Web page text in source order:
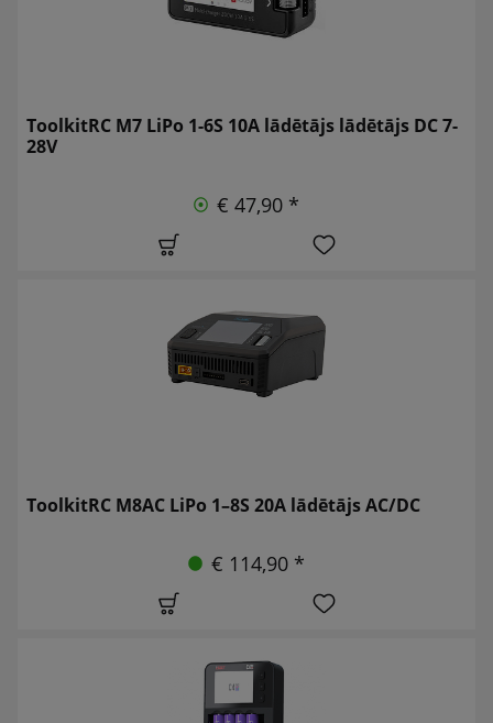
ToolkitRC M7 LiPo 1-6S 10A lādētājs lādētājs DC 7-
28V
€ 47,90 *
ToolkitRC M8AC LiPo 1–8S 20A lādētājs AC/DC
€ 114,90 *